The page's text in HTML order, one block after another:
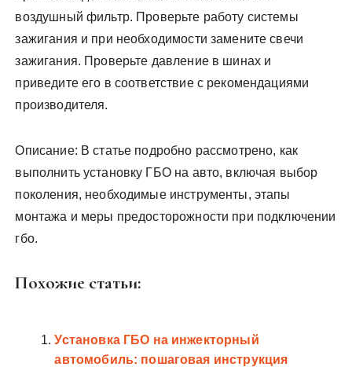
воздушный фильтр. Проверьте работу системы
зажигания и при необходимости замените свечи
зажигания. Проверьте давление в шинах и
приведите его в соответствие с рекомендациями
производителя.
Описание: В статье подробно рассмотрено, как
выполнить установку ГБО на авто, включая выбор
поколения, необходимые инструменты, этапы
монтажа и меры предосторожности при подключении
гбо.
Похожие статьи:
Установка ГБО на инжекторный
автомобиль: пошаговая инструкция